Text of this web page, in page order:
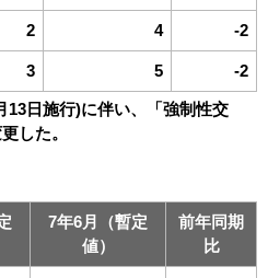
2 4 -2
3 5 -2
日施行)に伴い、「強制性交
した。
7年6月（暫定
値）
前年同期
比